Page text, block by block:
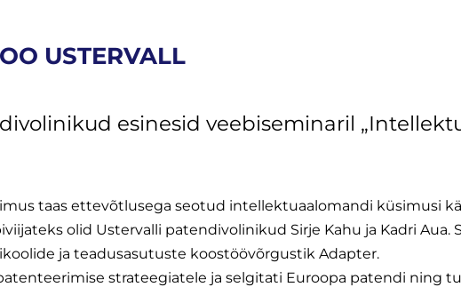
USTERVALL
esinesid veebiseminaril
taas ettevõtlusega seotud intellektuaalomandi küsimusi
olid Ustervalli patendivolinikud Sirje Kahu ja Kadri Aua.
ja teadusasutuste koostöövõrgustik Adapter.
strateegiatele ja selgitati Euroopa patendi ning